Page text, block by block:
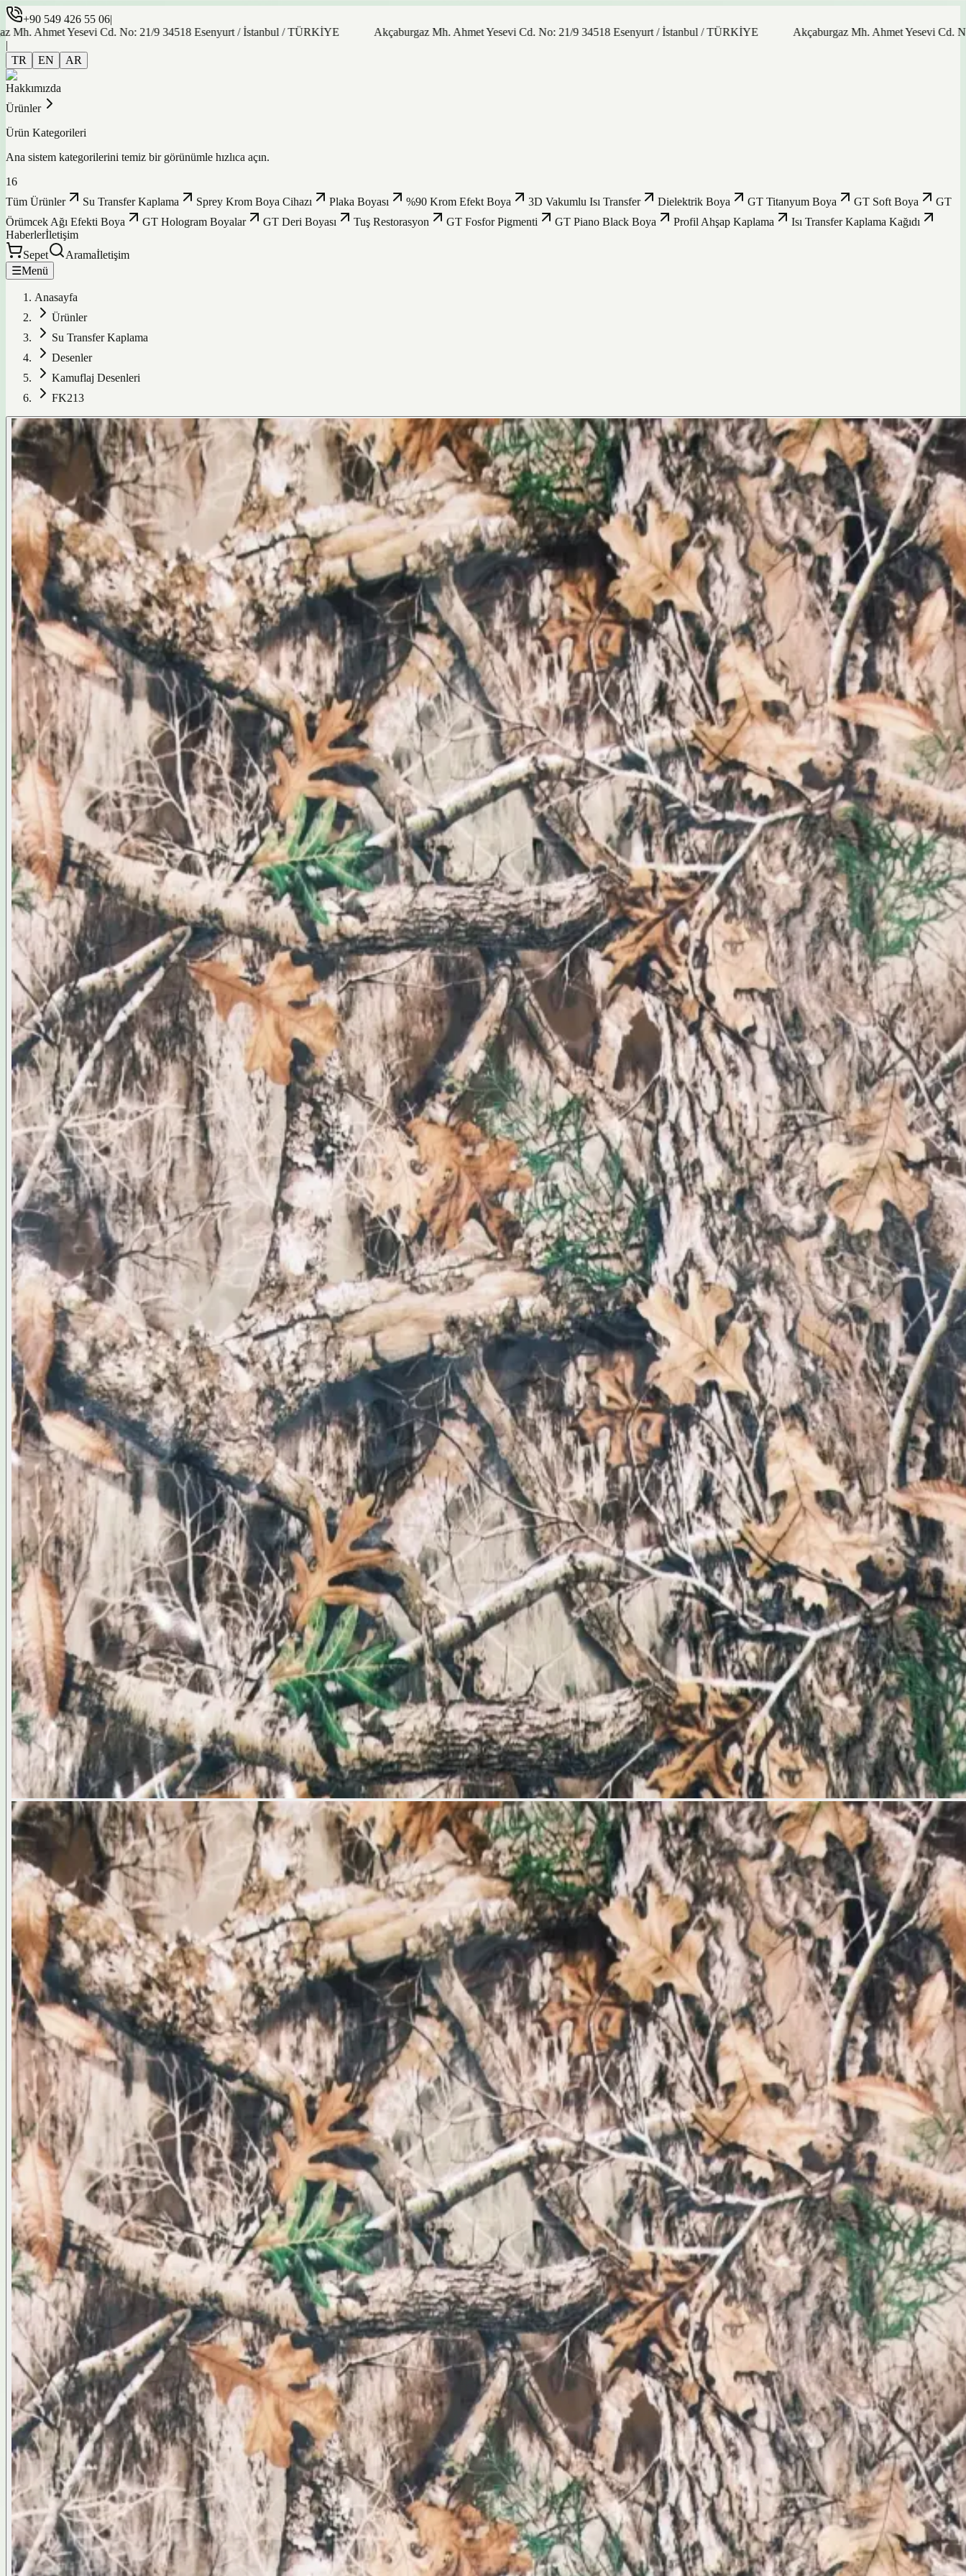
+90 549 426 55 06|
Yesevi Cd. No: 21/9 34518 Esenyurt / İstanbul / TÜRKİYE
Akçaburgaz Mh. Ahmet Yesevi Cd. No: 21/9 34518 Esenyurt / İstanbul / TÜRKİYE
Akçaburgaz Mh. Ahmet Yesevi Cd. No: 21/9
|
TR
EN AR
Hakkımızda
Ürünler
Ürün Kategorileri
Ana sistem kategorilerini temiz bir görünümle hızlıca açın.
16
Tüm Ürünler
Su Transfer Kaplama Sprey Krom Boya Cihazı Plaka Boyası %90 Krom Efekt Boya 3D Vakumlu Isı Transfer Dielektrik Boya GT Titanyum Boya GT Soft Boya
GT
Örümcek Ağı Efekti Boya
GT Hologram Boyalar GT Deri Boyası Tuş Restorasyon GT Fosfor Pigmenti GT Piano Black Boya Profil Ahşap Kaplama
Isı Transfer Kaplama Kağıdı
Haberlerİletişim
Sepet
Aramaİletişim
☰Menü
Anasayfa
Ürünler
Su Transfer Kaplama
Desenler
Kamuflaj Desenleri
FK213